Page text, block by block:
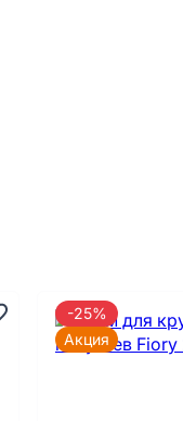
-25%
Акция